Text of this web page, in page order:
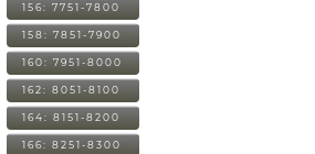
156: 7751-7800
158: 7851-7900
160: 7951-8000
162: 8051-8100
164: 8151-8200
166: 8251-8300